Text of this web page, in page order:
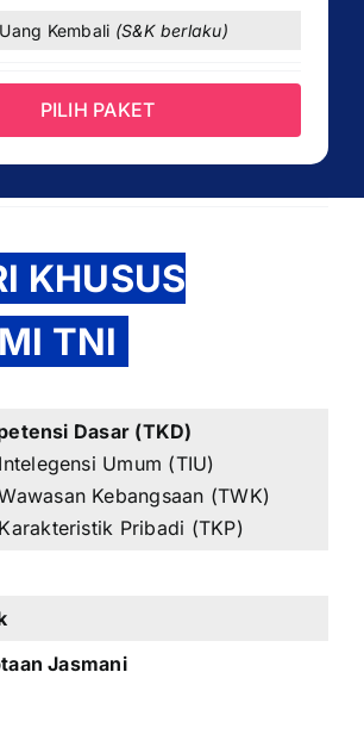
Kembali (S&K berlaku)
PILIH PAKET
KHUSUS
TNI
Dasar (TKD)
Umum (TIU)
Kebangsaan (TWK)
Pribadi (TKP)
Jasmani